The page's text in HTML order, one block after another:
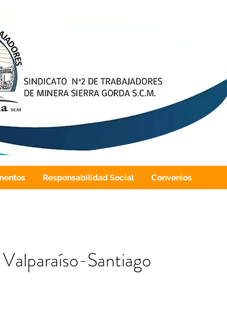
Responsabilidad Social Convenios
Santiago